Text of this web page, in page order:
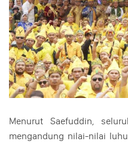
Menurut Saefuddin,
mengandung nilai-nilai